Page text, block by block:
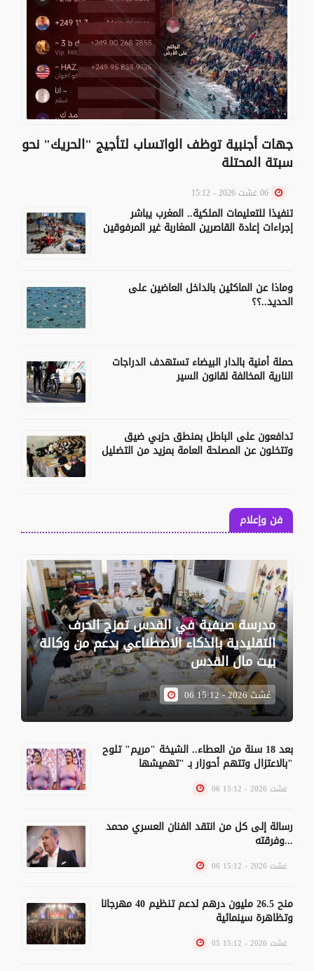
جهات أجنبية توظف الواتساب لتأجيج "الحريك" نحو
سبتة المحتلة
تنفيذا للتعليمات الملكية.. المغرب يباشر
إجراءات إعادة القاصرين المغاربة غير المرفوقين
وماذا عن الماكثين بالداخل العاضين على
الحديد..؟؟
حملة أمنية بالدار البيضاء تستهدف الدراجات
النارية المخالفة لقانون السير
تدافعون على الباطل بمنطق حزبي ضيق
وتتخلون عن المصلحة العامة بمزيد من التضليل
فن وإعلام
مدرسة صيفية في القدس تمزج الحرف
التقليدية بالذكاء الاصطناعي بدعم من وكالة
بيت مال القدس
06 غشت 2026 - 15:12
بعد 18 سنة من العطاء.. الشيخة "مريم" تلوح
بالاعتزال وتتهم أحوزار بـ "تهميشها"
06 غشت 2026 - 15:12
رسالة إلى كل من انتقد الفنان العسري محمد
وفرقته...
06 غشت 2026 - 15:12
منح 26.5 مليون درهم لدعم تنظيم 40 مهرجانا
وتظاهرة سينمائية
05 غشت 2026 - 15:12